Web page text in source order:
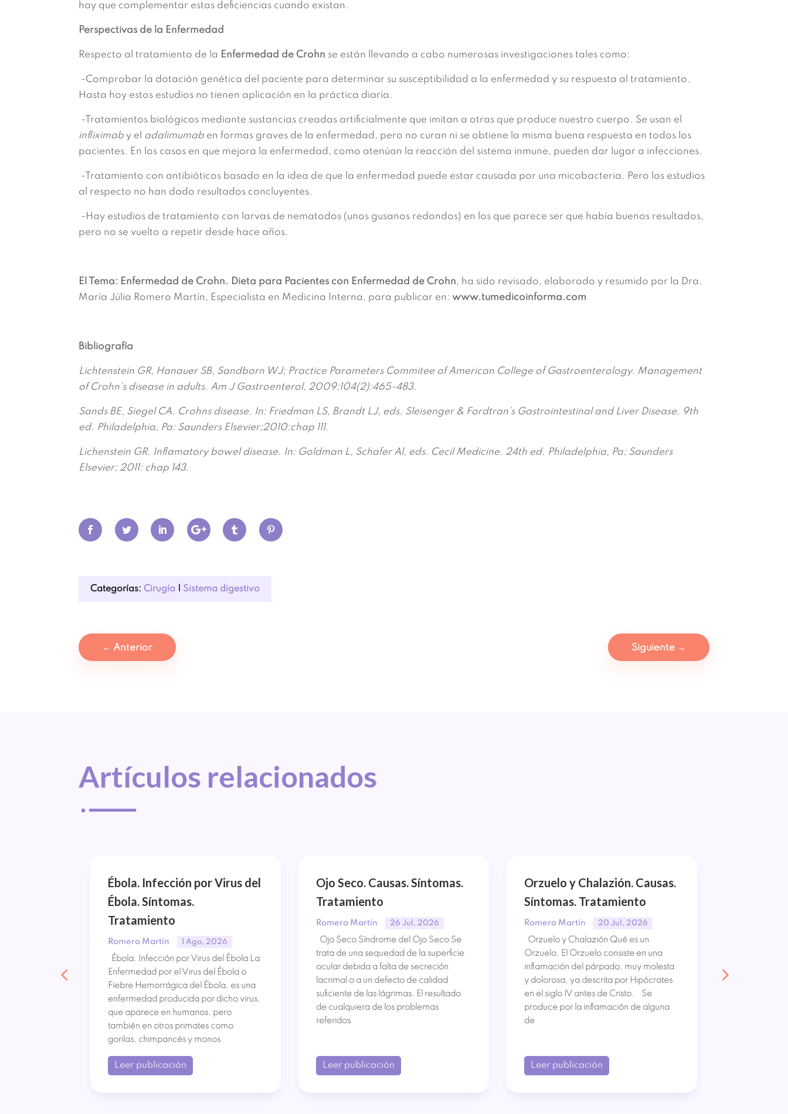
hay que complementar estas deficiencias cuando existan.
Perspectivas de la Enfermedad
Respecto al tratamiento de la Enfermedad de Crohn se están llevando a cabo numerosas investigaciones tales como:
-Comprobar la dotación genética del paciente para determinar su susceptibilidad a la enfermedad y su respuesta al tratamiento.
Hasta hoy estos estudios no tienen aplicación en la práctica diaria.
-Tratamientos biológicos mediante sustancias creadas artificialmente que imitan a otras que produce nuestro cuerpo. Se usan el
infliximab y el adalimumab en formas graves de la enfermedad, pero no curan ni se obtiene la misma buena respuesta en todos los
pacientes. En los casos en que mejora la enfermedad, como atenúan la reacción del sistema inmune, pueden dar lugar a infecciones.
-Tratamiento con antibióticos basado en la idea de que la enfermedad puede estar causada por una micobacteria. Pero los estudios
al respecto no han dado resultados concluyentes.
-Hay estudios de tratamiento con larvas de nematodos (unos gusanos redondos) en los que parece ser que había buenos resultados,
pero no se vuelto a repetir desde hace años.
El Tema: Enfermedad de Crohn. Dieta para Pacientes con Enfermedad de Crohn, ha sido revisado, elaborado y resumido por la Dra.
María Júlia Romero Martín, Especialista en Medicina Interna, para publicar en:www.tumedicoinforma.com
Bibliografía
Lichtenstein GR, Hanauer SB, Sandborn WJ; Practice Parameters Commitee of American College of Gastroenterology. Management
of Crohn’s disease in adults. Am J Gastroenterol, 2009;104(2):465-483.
Sands BE, Siegel CA. Crohns disease. In: Friedman LS, Brandt LJ, eds. Sleisenger & Fordtran’s Gastrointestinal and Liver Disease. 9th
ed. Philadelphia, Pa: Saunders Elsevier;2010:chap 111.
Lichenstein GR. Inflamatory bowel disease. In: Goldman L, Schafer Al, eds. Cecil Medicine. 24th ed. Philadelphia, Pa; Saunders
Elsevier; 2011: chap 143.
Categorías: Cirugía Sistema digestivo
← Anterior Siguiente→
Artículos relacionados
^
Ébola. Infección por Virus del
Ébola. Síntomas.
Tratamiento
Romero Martín 1 Ago, 2026
Ébola. Infección por Virus del Ébola La
Enfermedad por el Virus del Ébola o
Fiebre Hemorrágica del Ébola, es una
enfermedad producida por dicho virus,
que aparece en humanos, pero
también en otros primates como
gorilas, chimpancés y monos
Leer publicación
Ojo Seco. Causas. Síntomas.
Tratamiento
Romero Martín 26 Jul, 2026
Ojo Seco Síndrome del Ojo Seco Se
trata de una sequedad de la superficie
ocular debida a falta de secreción
lacrimal o a un defecto de calidad
suficiente de las lágrimas. El resultado
de cualquiera de los problemas
referidos
Leer publicación
Orzuelo y Chalazión. Causas.
Síntomas. Tratamiento
Romero Martín 20 Jul, 2026
Orzuelo y Chalazión Qué es un
Orzuelo. El Orzuelo consiste en una
inflamación del párpado, muy molesta
y dolorosa, ya descrita por Hipócrates
en el siglo IV antes de Cristo. Se
produce por la inflamación de alguna
de
Leer publicación